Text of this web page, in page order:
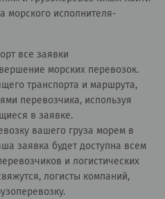
морского исполнителя-
все заявки
морских перевозок.
транспорта и маршрута,
перевозчика, используя
в заявке.
вашего груза морем в
заявка будет доступна всем
и логистических
логисты компаний,